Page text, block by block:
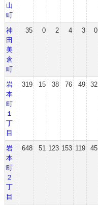
山
町
神
田
美
倉
町
35 0 2 4 3 0
岩
本
町
１
丁
目
319 15 38 76 49 32
岩
本
町
２
丁
目
648 51 123 153 119 45